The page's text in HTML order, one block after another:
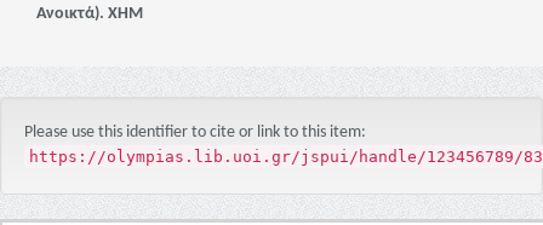
Ανοικτά). ΧΗΜ
Please use this identifier to cite or link to this item:
https://olympias.lib.uoi.gr/jspui/handle/123456789/